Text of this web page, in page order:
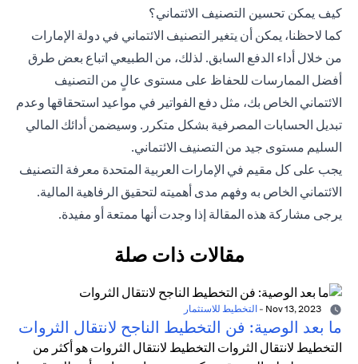
كيف يمكن تحسين التصنيف الائتماني؟
كما لاحظنا، يمكن أن يتغير التصنيف الائتماني في دولة الإمارات
من خلال أداء الدفع السابق. لذلك، من الطبيعي اتباع بعض طرق
أفضل الممارسات للحفاظ على مستوى عالٍ من التصنيف
الائتماني الخاص بك، مثل دفع الفواتير في مواعيد استحقاقها وعدم
تبديل الحسابات المصرفية بشكل متكرر. وسيضمن أدائك المالي
السليم مستوى جيد من التصنيف الائتماني.
يجب على كل مقيم في الإمارات العربية المتحدة معرفة التصنيف
الائتماني الخاص به وفهم مدى أهميته لتحقيق الرفاهية المالية.
يرجى مشاركة هذه المقالة إذا وجدت أنها ممتعة أو مفيدة.
مقالات ذات صلة
- التخطيط للاستثمار
ما بعد الوصية: فن التخطيط الناجح لانتقال الثروات
التخطيط لانتقال الثروات التخطيط لانتقال الثروات هو أكثر من